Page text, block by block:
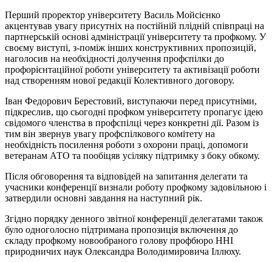
Перший проректор університету Василь Мойсієнко
акцентував увагу присутніх на постійній плідній співпраці на
партнерській основі адміністрації університету та профкому. У
своєму виступі, з-поміж інших конструктивних пропозицій,
наголосив на необхідності долучення профспілки до
профорієнтаційної роботи університету та активізації роботи
над створенням нової редакції Колективного договору.
Іван Федорович Берестовий, виступаючи перед присутніми,
підкреслив, що сьогодні профком університету пропагує ідею
свідомого членства в профспілці через конкретні дії. Разом із
тим він звернув увагу профспілкового комітету на
необхідність посилення роботи з охорони праці, допомоги
ветеранам АТО та пообіцяв усіляку підтримку з боку обкому.
Після обговорення та відповідей на запитання делегати та
учасники конференції визнали роботу профкому задовільною і
затвердили основні завдання на наступний рік.
Згідно порядку денного звітної конференції делегатами також
було одноголосно підтримана пропозиція включення до
складу профкому новообраного голову профбюро ННІ
природничих наук Олександра Володимировича Іллюху.